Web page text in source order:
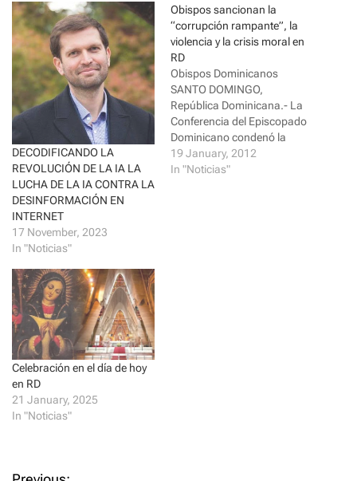
a
r
e
o
n
T
w
t
t
e
O
p
e
n
s
i
n
n
w
w
i
n
d
o
w
)
a
r
e
o
n
F
a
c
e
b
o
o
k
(
O
p
e
n
s
i
n
e
i
n
d
o
w
DECODIFICANDO LA
REVOLUCIÓN DE LA IA LA
LUCHA DE LA IA CONTRA LA
DESINFORMACIÓN EN
INTERNET
17 November, 2023
In "Noticias"
Obispos sancionan la
“corrupción rampante”, la
violencia y la crisis moral en
RD
Obispos Dominicanos
SANTO DOMINGO,
República Dominicana.- La
Conferencia del Episcopado
Dominicano condenó la
corrupción rampante, la
crisis moral y humana, y la
19 January, 2012
In "Noticias"
Celebración en el día de hoy
en RD
21 January, 2025
In "Noticias"